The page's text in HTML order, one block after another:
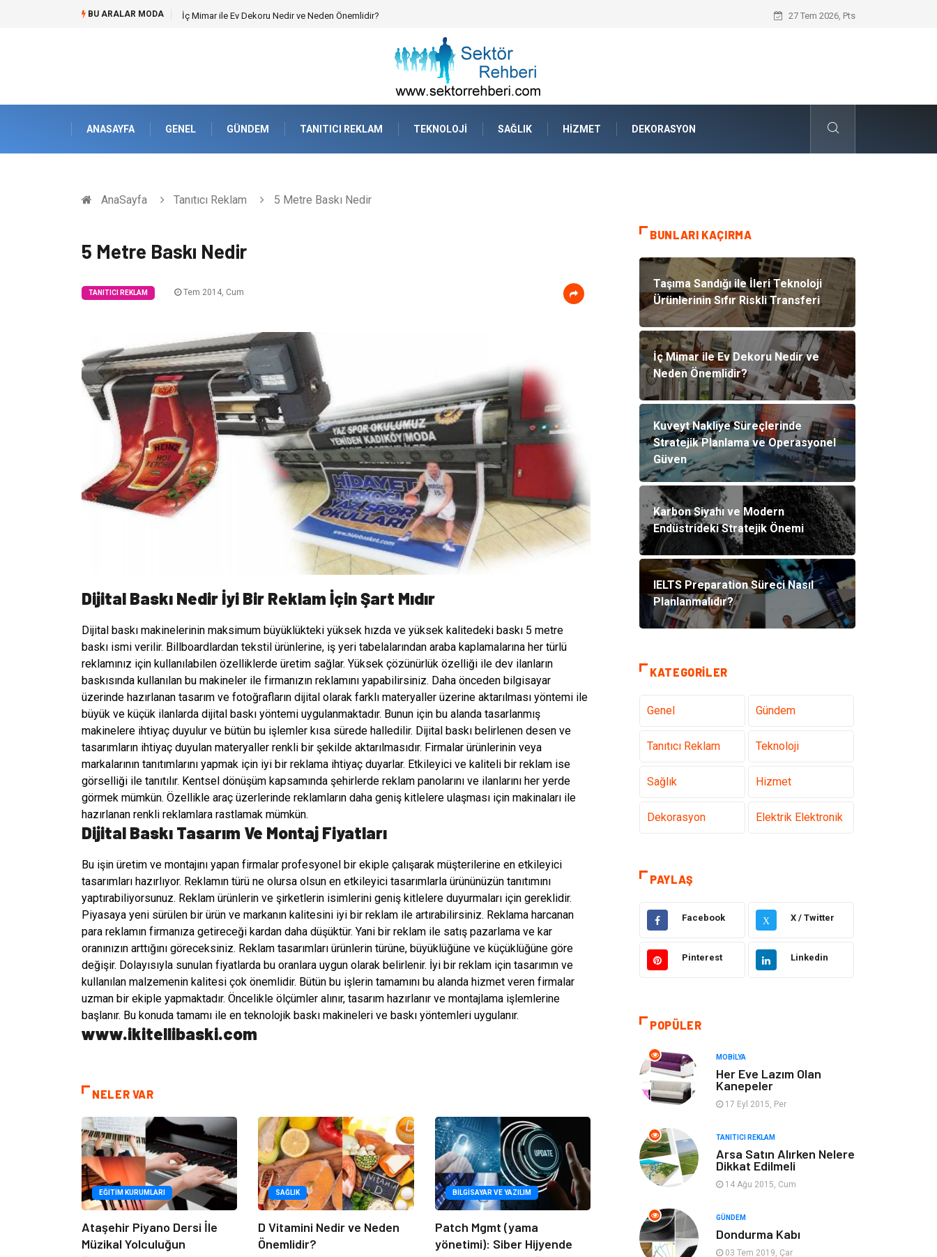
BU ARALAR MODA İç Mimar ile Ev Dekoru Nedir ve Neden Önemlidir? Kuveyt Nakliye Süreçlerinde Stratejik
27 Tem 2026, Pts
ANASAYFA GENEL GÜNDEM TANITICI REKLAM TEKNOLOJI SAĞLIK HIZMET DEKORASYON
AnaSayfa Tanıtıcı Reklam 5 Metre Baskı Nedir
5 Metre Baskı Nedir
TANITICI REKLAM Tem 2014, Cum
Dijital Baskı Nedir İyi Bir Reklam İçin Şart Mıdır
Dijital baskı makinelerinin maksimum büyüklükteki yüksek hızda ve yüksek kalitedeki baskı 5 metre
baskı ismi verilir. Billboardlardan tekstil ürünlerine, iş yeri tabelalarından araba kaplamalarına her türlü
reklamınız için kullanılabilen özelliklerde üretim sağlar. Yüksek çözünürlük özelliği ile dev ilanların
baskısında kullanılan bu makineler ile firmanızın reklamını yapabilirsiniz. Daha önceden bilgisayar
üzerinde hazırlanan tasarım ve fotoğrafların dijital olarak farklı materyaller üzerine aktarılması yöntemi ile
büyük ve küçük ilanlarda dijital baskı yöntemi uygulanmaktadır. Bunun için bu alanda tasarlanmış
makinelere ihtiyaç duyulur ve bütün bu işlemler kısa sürede halledilir. Dijital baskı belirlenen desen ve
tasarımların ihtiyaç duyulan materyaller renkli bir şekilde aktarılmasıdır. Firmalar ürünlerinin veya
markalarının tanıtımlarını yapmak için iyi bir reklama ihtiyaç duyarlar. Etkileyici ve kaliteli bir reklam ise
görselliği ile tanıtılır. Kentsel dönüşüm kapsamında şehirlerde reklam panolarını ve ilanlarını her yerde
görmek mümkün. Özellikle araç üzerlerinde reklamların daha geniş kitlelere ulaşması için makinaları ile
hazırlanan renkli reklamlara rastlamak mümkün.
Dijital Baskı Tasarım Ve Montaj Fiyatları
Bu işin üretim ve montajını yapan firmalar profesyonel bir ekiple çalışarak müşterilerine en etkileyici
tasarımları hazırlıyor. Reklamın türü ne olursa olsun en etkileyici tasarımlarla ürününüzün tanıtımını
yaptırabiliyorsunuz. Reklam ürünlerin ve şirketlerin isimlerini geniş kitlelere duyurmaları için gereklidir.
Piyasaya yeni sürülen bir ürün ve markanın kalitesini iyi bir reklam ile artırabilirsiniz. Reklama harcanan
para reklamın firmanıza getireceği kardan daha düşüktür. Yani bir reklam ile satış pazarlama ve kar
oranınızın arttığını göreceksiniz. Reklam tasarımları ürünlerin türüne, büyüklüğüne ve küçüklüğüne göre
değişir. Dolayısıyla sunulan fiyatlarda bu oranlara uygun olarak belirlenir. İyi bir reklam için tasarımın ve
kullanılan malzemenin kalitesi çok önemlidir. Bütün bu işlerin tamamını bu alanda hizmet veren firmalar
uzman bir ekiple yapmaktadır. Öncelikle ölçümler alınır, tasarım hazırlanır ve montajlama işlemlerine
başlanır. Bu konuda tamamı ile en teknolojik baskı makineleri ve baskı yöntemleri uygulanır.
www.ikitellibaski.com
NELER VAR
EĞITIM KURUMLARI
Ataşehir Piyano Dersi İle
Müzikal Yolculuğun
SAĞLIK
D Vitamini Nedir ve Neden
Önemlidir?
BILGISAYAR VE YAZILIM
Patch Mgmt (yama
yönetimi): Siber Hijyende
BUNLARI KAÇIRMA
Taşıma Sandığı ile İleri Teknoloji
Ürünlerinin Sıfır Riskli Transferi
İç Mimar ile Ev Dekoru Nedir ve
Neden Önemlidir?
Kuveyt Nakliye Süreçlerinde
Stratejik Planlama ve Operasyonel
Güven
Karbon Siyahı ve Modern
Endüstrideki Stratejik Önemi
IELTS Preparation Süreci Nasıl
Planlanmalıdır?
KATEGORILER
Genel Gündem
Tanıtıcı Reklam Teknoloji
Sağlık Hizmet
Dekorasyon Elektrik Elektronik
Taşımacılık
Giyim
Makine
Organizasyon Turizm
Otomotiv Bahçe Ev
Tekstil Tatil
Hediyelik Eşya
Mobilya Eğlence
PAYLAŞ
Facebook X X / Twitter
Pinterest Linkedin
POPÜLER
MOBILYA
Her Eve Lazım Olan
Kanepeler
17 Eyl 2015, Per
TANITICI REKLAM
Arsa Satın Alırken Nelere
Dikkat Edilmeli
14 Ağu 2015, Cum
GÜNDEM
Dondurma Kabı
03 Tem 2019, Çar